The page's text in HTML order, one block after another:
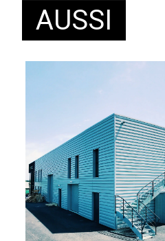
AUSSI